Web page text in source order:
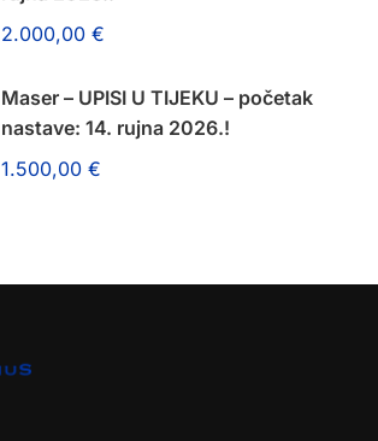
2.000,00 €
Maser – UPISI U TIJEKU – početak
nastave: 14. rujna 2026.!
1.500,00 €